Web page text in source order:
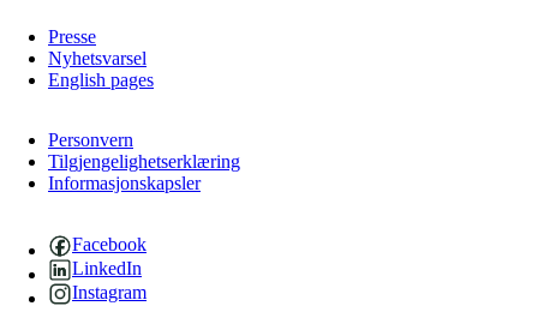
Presse
Nyhetsvarsel
English pages
Personvern
Tilgjengelighetserklæring
Informasjonskapsler
Facebook
LinkedIn
Instagram